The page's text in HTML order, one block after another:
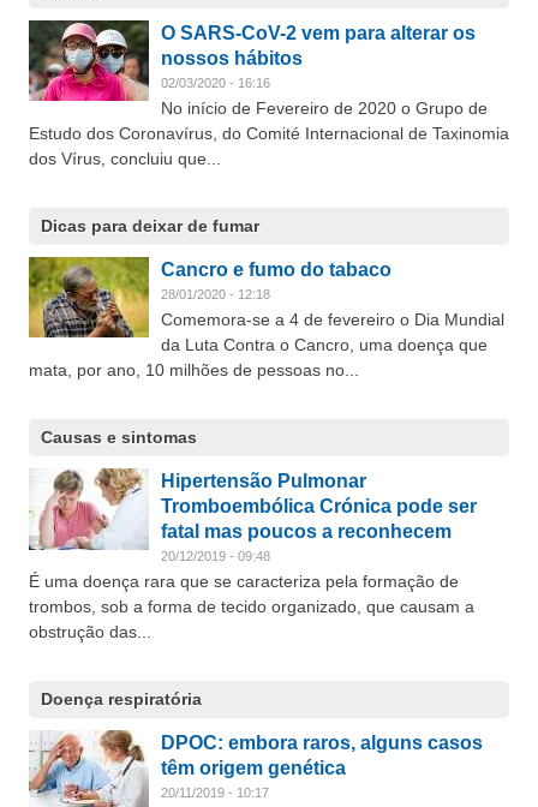
O SARS-CoV-2 vem para alterar os
nossos hábitos
02/03/2020 - 16:16
No início de Fevereiro de 2020 o Grupo de
Estudo dos Coronavírus, do Comité Internacional de Taxinomia
dos Vírus, concluiu que...
Dicas para deixar de fumar
Cancro e fumo do tabaco
28/01/2020 - 12:18
Comemora-se a 4 de fevereiro o Dia Mundial
da Luta Contra o Cancro, uma doença que
mata, por ano, 10 milhões de pessoas no...
Causas e sintomas
Hipertensão Pulmonar
Tromboembólica Crónica pode ser
fatal mas poucos a reconhecem
20/12/2019 - 09:48
É uma doença rara que se caracteriza pela formação de
trombos, sob a forma de tecido organizado, que causam a
obstrução das...
Doença respiratória
DPOC: embora raros, alguns casos
têm origem genética
20/11/2019 - 10:17